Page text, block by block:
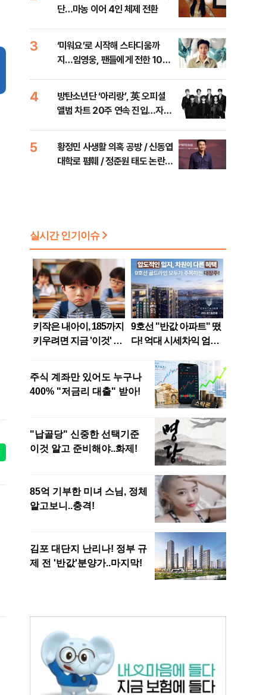
단…마농 이어 4인 체제 전환
3
‘미워요’로 시작해 스타디움까
지…임영웅, 팬들에게 전한 10주
4
방탄소년단 ‘아리랑’, 英 오피셜
앨범 차트 20주 연속 진입…자체
5
황정민 사생활 의혹 공방 / 신동엽
대학로 폄훼 / 정준원 태도 논란